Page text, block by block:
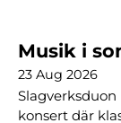
Musik i
23 Aug 2026
konsert där